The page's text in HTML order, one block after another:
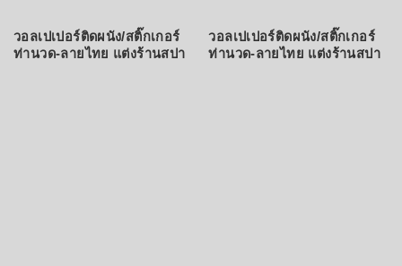
วอลเปเปอร์ติดผนัง/สติ๊กเกอร์
ท่านวด-ลายไทย แต่งร้านสปา
วอลเปเปอร์ติดผนัง/สติ๊กเกอร์
ท่านวด-ลายไทย แต่งร้านสปา